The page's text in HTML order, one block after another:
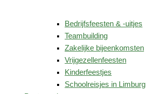
Bedrijfsfeesten & -uitjes
Teambuilding
Zakelijke bijeenkomsten
Vrijgezellenfeesten
Kinderfeestjes
Schoolreisjes in Limburg